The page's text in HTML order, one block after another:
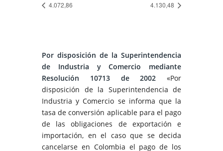
4.072,86 4.130,48
Por disposición de la Superintendencia
de Industria y Comercio mediante
Resolución 10713 de 2002 «Por
disposición de la Superintendencia de
Industria y Comercio se informa que la
tasa de conversión aplicable para el pago
de las obligaciones de exportación e
importación, en el caso que se decida
cancelarse en Colombia el pago de los